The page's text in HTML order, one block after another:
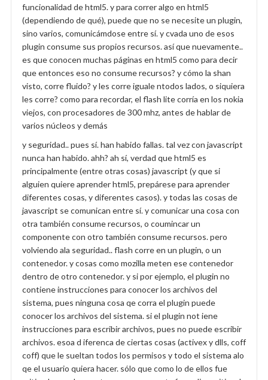
funcionalidad de html5. y para correr algo en html5
(dependiendo de qué), puede que no se necesite un plugin,
sino varios, comunicámdose entre sí. y cvada uno de esos
plugin consume sus propios recursos. así que nuevamente..
es que conocen muchas páginas en html5 como para decir
que entonces eso no consume recursos? y cómo la shan
visto, corre fluido? y les corre iguale ntodos lados, o siquiera
les corre? como para recordar, el flash lite corría en los nokia
viejos, con procesadores de 300 mhz, antes de hablar de
varios núcleos y demás
y seguridad.. pues sí. han habido fallas. tal vez con javascript
nunca han habido. ahh? ah sí, verdad que html5 es
principalmente (entre otras cosas) javascript (y que si
alguien quiere aprender html5, prepárese para aprender
diferentes cosas, y diferentes casos). y todas las cosas de
javascript se comunican entre sí. y comunicar una cosa con
otra también consume recursos, o coumincar un
componente con otro también consume recursos. pero
volviendo ala seguridad.. flash corre en un plugin, o un
contenedor. y cosas como mozilla meten ese contenedor
dentro de otro contenedor. y si por ejemplo, el plugin no
contiene instrucciones para conocer los archivos del
sistema, pues ninguna cosa qe corra el plugin puede
conocer los archivos del sistema. si el plugin not iene
instrucciones para escribir archivos, pues no puede escribir
archivos. esoa d iferenca de ciertas cosas (activex y dlls, coff
coff) que le sueltan todos los permisos y todo el sistema alo
qe el usuario quiera hacer. sólo que como lo de ellos fue